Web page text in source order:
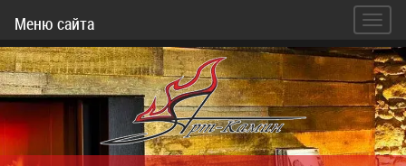
Меню сайта